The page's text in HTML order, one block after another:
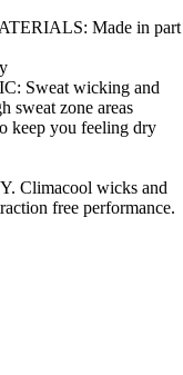
Made in part
Sweat wicking and
sweat zone areas
keep you feeling dry
Climacool wicks and
free performance.